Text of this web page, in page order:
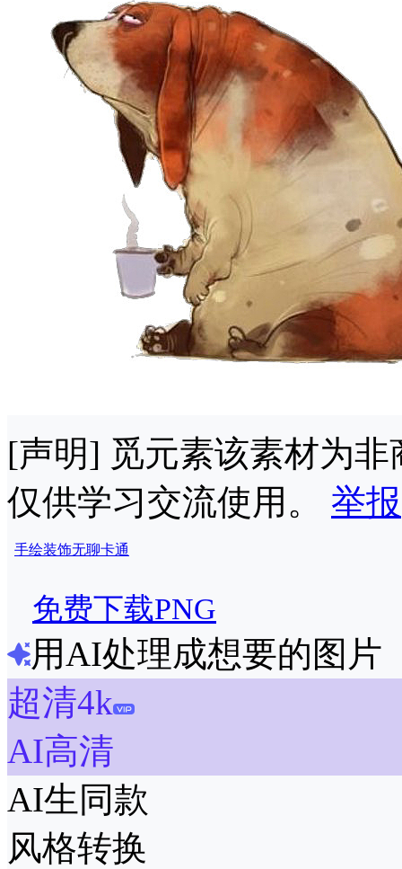
[声明] 觅元素该素材为
仅供学习交流使用。 举报
手绘装饰无聊卡通
免费下载PNG
用AI处理成想要的图片
超清4k
AI高清
AI生同款
风格转换